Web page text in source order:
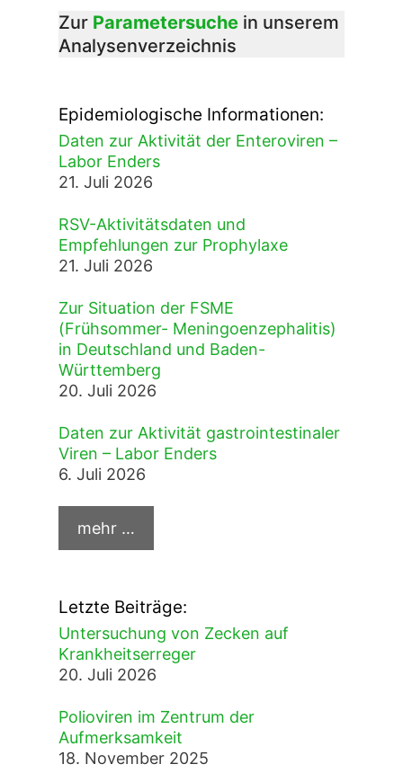
Zur Parametersuche in unserem
Analysenverzeichnis
Epidemiologische Informationen:
Daten zur Aktivität der Enteroviren –
Labor Enders
21. Juli 2026
RSV-Aktivitätsdaten und
Empfehlungen zur Prophylaxe
21. Juli 2026
Zur Situation der FSME
(Frühsommer- Meningoenzephalitis)
in Deutschland und Baden-
Württemberg
20. Juli 2026
Daten zur Aktivität gastrointestinaler
Viren – Labor Enders
6. Juli 2026
Letzte Beiträge:
Untersuchung von Zecken auf
Krankheitserreger
20. Juli 2026
Polioviren im Zentrum der
Aufmerksamkeit
18. November 2025